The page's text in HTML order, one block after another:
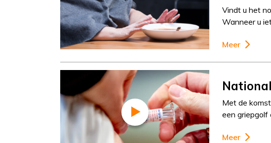
Vindt u het
Wanneer u
Meer
Met de
een griepgolf
Meer